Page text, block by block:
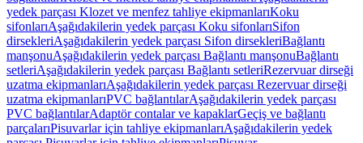
yedek parçası Klozet ve menfez tahliye ekipmanlarıKoku
sifonlarıAşağıdakilerin yedek parçası Koku sifonlarıSifon
dirsekleriAşağıdakilerin yedek parçası Sifon dirsekleriBağlantı
manşonuAşağıdakilerin yedek parçası Bağlantı manşonuBağlantı
setleriAşağıdakilerin yedek parçası Bağlantı setleriRezervuar dirseği
uzatma ekipmanlarıAşağıdakilerin yedek parçası Rezervuar dirseği
uzatma ekipmanlarıPVC bağlantılarAşağıdakilerin yedek parçası
PVC bağlantılarAdaptör contalar ve kapaklarGeçiş ve bağlantı
parçalarıPisuvarlar için tahliye ekipmanlarıAşağıdakilerin yedek